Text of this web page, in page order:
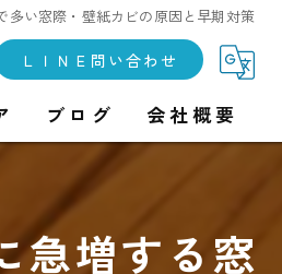
多い窓際・壁紙カビの原因と早期対策
ＬＩＮＥ問い合わせ
ブログ 会社概要
急増する窓